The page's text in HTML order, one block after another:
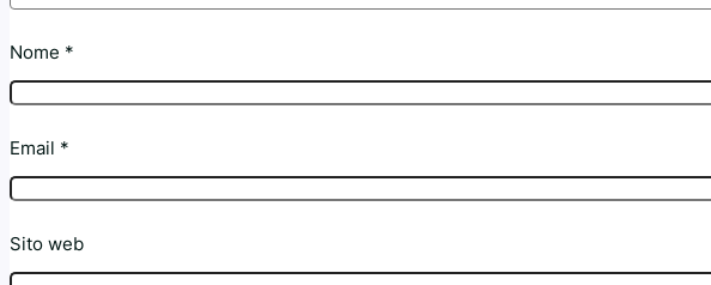
Nome *
Email *
Sito web